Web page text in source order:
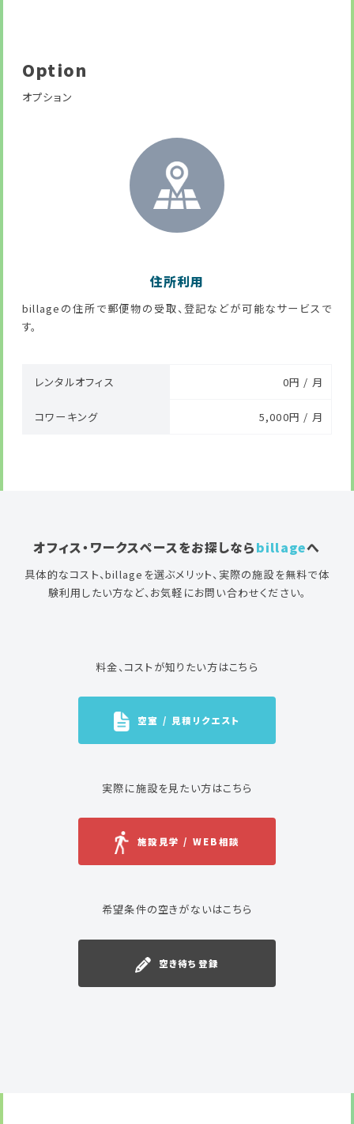
Option
オプション
住所利用
billageの住所で郵便物の受取、登記などが可能なサービスで
す。
レンタルオフィス 0円 / 月
コワーキング 5,000円 / 月
オフィス・ワークスペースをお探しならbillageへ
具体的なコスト、billageを選ぶメリット、実際の施設を無料で体
験利用したい方など、お気軽にお問い合わせください。
料金、コストが知りたい方はこちら
空室 / 見積リクエスト
実際に施設を見たい方はこちら
施設見学 / WEB相談
希望条件の空きがないはこちら
空き待ち登録